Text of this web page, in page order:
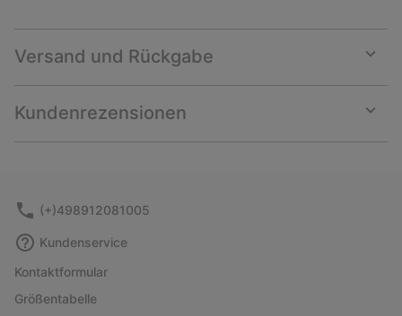
Versand und Rückgabe
or
Kundenrezensionen
or
(+)498912081005
Kundenservice
Kontaktformular
Größentabelle